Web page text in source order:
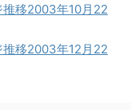
推移2003年10月22
推移2003年12月22